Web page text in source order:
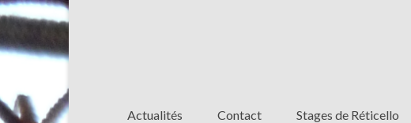
Actualités Contact Stages de Réticello